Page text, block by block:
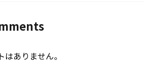
ありません。